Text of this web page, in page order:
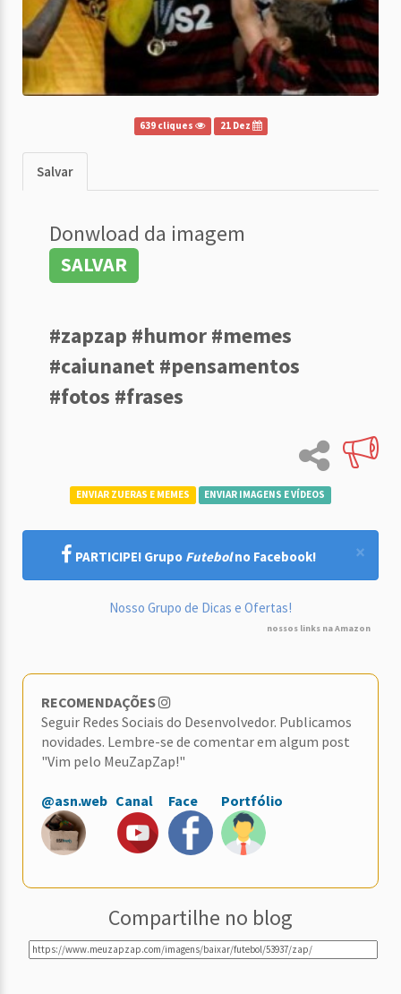
639 cliques 21 Dez
Salvar
Donwload da imagem
SALVAR
#zapzap #humor #memes
#caiunanet #pensamentos
#fotos #frases
ENVIAR ZUERAS E MEMES ENVIAR IMAGENS E VÍDEOS
×
PARTICIPE! Grupo Futebolno Facebook!
Nosso Grupo de Dicas e Ofertas!
nossos links na Amazon
RECOMENDAÇÕES
Seguir Redes Sociais do Desenvolvedor. Publicamos
novidades. Lembre-se de comentar em algum post
"Vim pelo MeuZapZap!"
@asn.web Canal Face Portfólio
Compartilhe no blog